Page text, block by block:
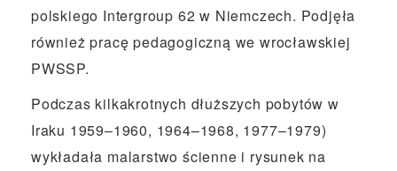
polskiego Intergroup 62 w Niemczech. Podjęła
również pracę pedagogiczną we wrocławskiej
PWSSP.
Podczas kilkakrotnych dłuższych pobytów w
Iraku 1959–1960, 1964–1968, 1977–1979)
wykładała malarstwo ścienne i rysunek na